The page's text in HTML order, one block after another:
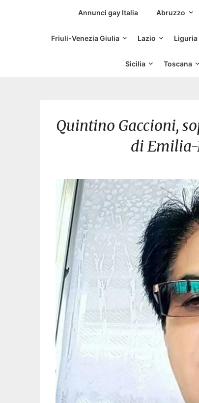
Siti Incontri
Annunci gay Italia Abruzzo
Friuli-Venezia Giulia Lazio Liguria
Sicilia Toscana
Quintino Gaccioni,
di Emilia-